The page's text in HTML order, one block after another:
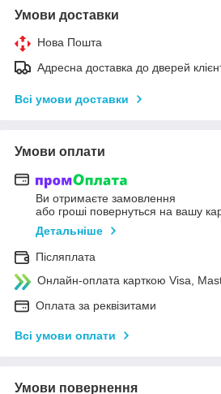
Умови доставки
Нова Пошта
Адресна доставка до дверей
Всі умови доставки
Умови оплати
Ви отримаєте замовлення
або гроші повернуться на вашу
Детальніше
Післяплата
Онлайн-оплата карткою Visa,
Оплата за реквізитами
Всі умови оплати
Умови повернення